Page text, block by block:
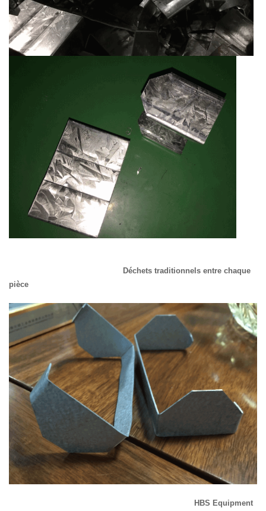
Déchets traditionnels entre chaque
pièce
HBS Equipment